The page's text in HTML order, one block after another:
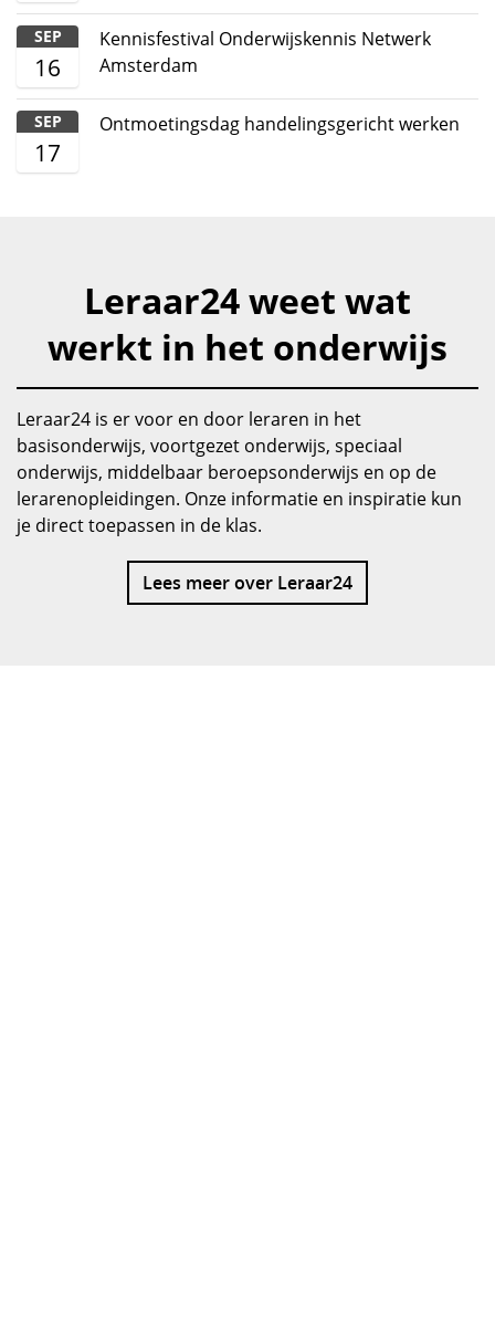
SEP
16
Kennisfestival Onderwijskennis Netwerk
Amsterdam
SEP
17
Ontmoetingsdag handelingsgericht werken
Leraar24 weet wat
werkt in het onderwijs
Leraar24 is er voor en door leraren in het
basisonderwijs, voortgezet onderwijs, speciaal
onderwijs, middelbaar beroepsonderwijs en op de
lerarenopleidingen. Onze informatie en inspiratie kun
je direct toepassen in de klas.
Lees meer over Leraar24